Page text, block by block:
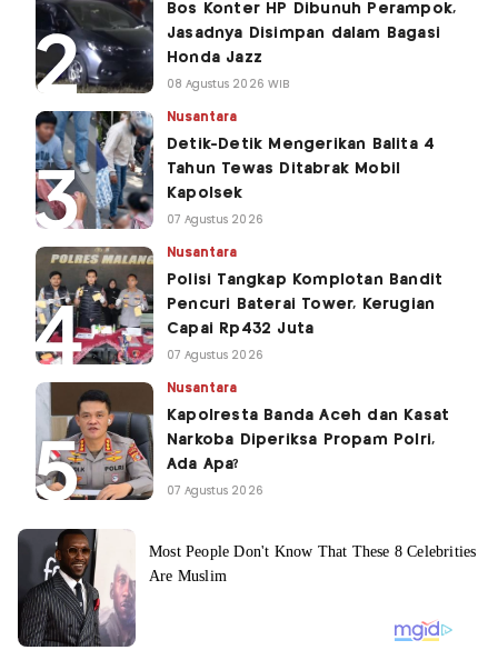
Bos Konter HP Dibunuh Perampok,
Jasadnya Disimpan dalam Bagasi
Honda Jazz
08 Agustus 2026 WIB
Nusantara
Detik-Detik Mengerikan Balita 4
Tahun Tewas Ditabrak Mobil
Kapolsek
07 Agustus 2026
Nusantara
Polisi Tangkap Komplotan Bandit
Pencuri Baterai Tower, Kerugian
Capai Rp432 Juta
07 Agustus 2026
Nusantara
Kapolresta Banda Aceh dan Kasat
Narkoba Diperiksa Propam Polri,
Ada Apa?
07 Agustus 2026